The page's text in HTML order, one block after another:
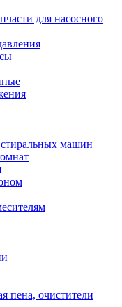
для насосного
машин
пена, очистители